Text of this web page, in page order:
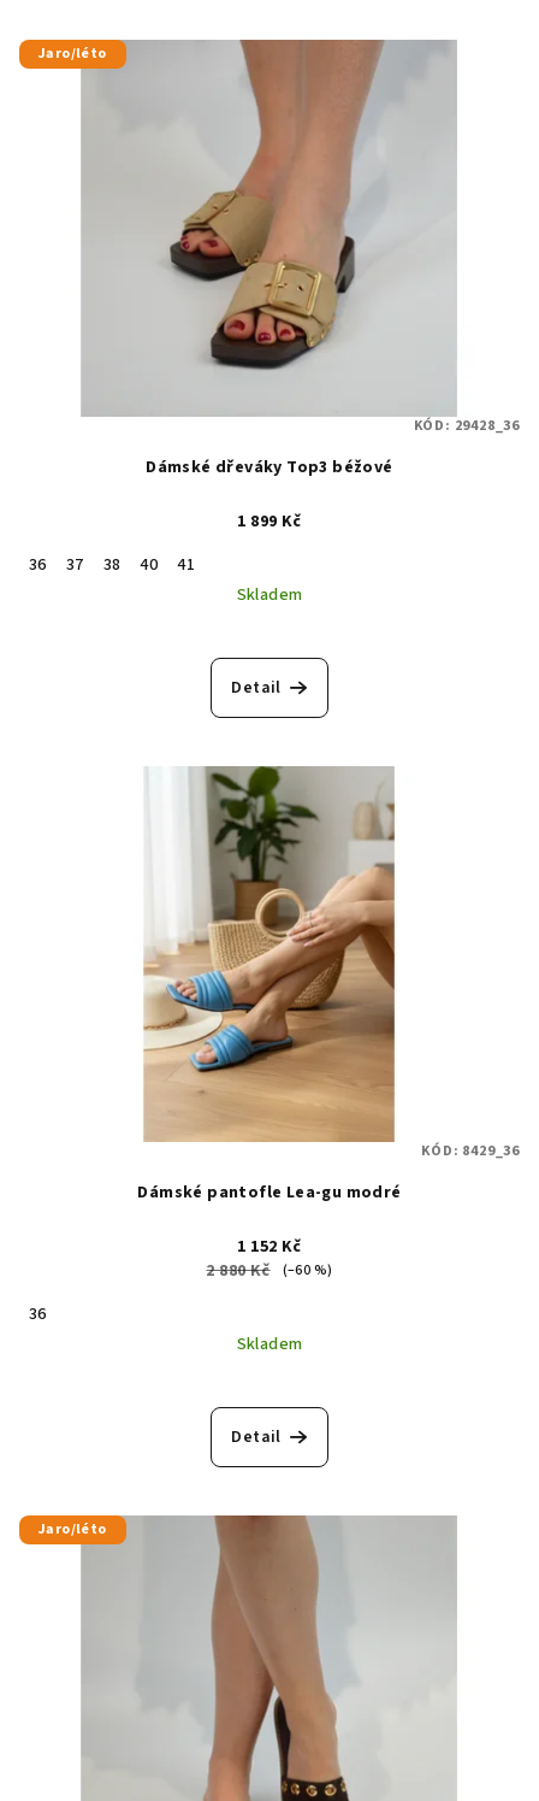
Jaro/léto
Dámské dřeváky Top3 béžové
1 899 Kč
36
37 38 40
41
Skladem
Detail
KÓD: 29428_36
Dámské pantofle Lea-gu modré
1 152 Kč
2 880 Kč
(–60 %)
36
Skladem
Detail
KÓD: 8429_36
Jaro/léto